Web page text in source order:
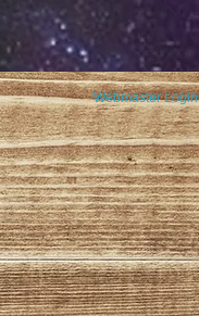
Webmaster Login